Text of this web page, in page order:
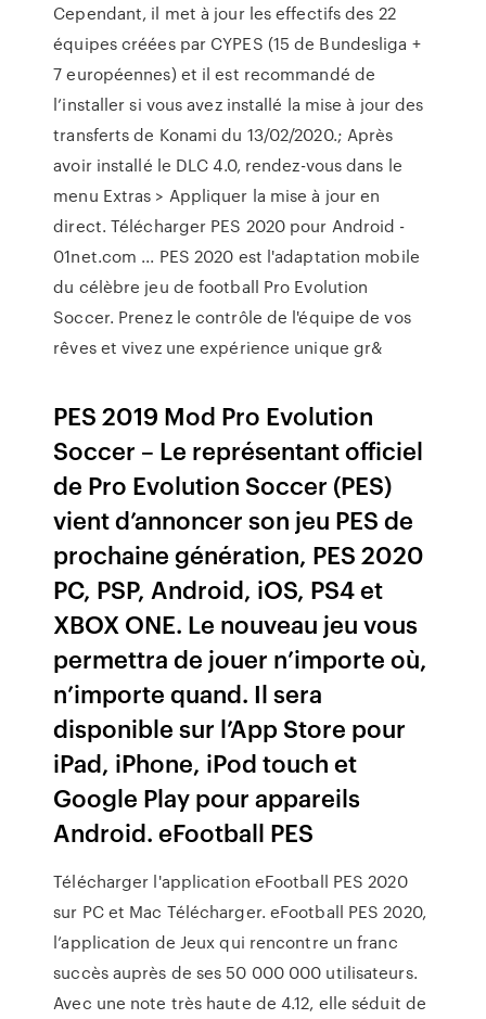
Cependant, il met à jour les effectifs des 22
équipes créées par CYPES (15 de Bundesliga +
7 européennes) et il est recommandé de
l’installer si vous avez installé la mise à jour des
transferts de Konami du 13/02/2020.; Après
avoir installé le DLC 4.0, rendez-vous dans le
menu Extras > Appliquer la mise à jour en
direct. Télécharger PES 2020 pour Android -
01net.com ... PES 2020 est l'adaptation mobile
du célèbre jeu de football Pro Evolution
Soccer. Prenez le contrôle de l'équipe de vos
rêves et vivez une expérience unique gr&
PES 2019 Mod Pro Evolution
Soccer – Le représentant officiel
de Pro Evolution Soccer (PES)
vient d’annoncer son jeu PES de
prochaine génération, PES 2020
PC, PSP, Android, iOS, PS4 et
XBOX ONE. Le nouveau jeu vous
permettra de jouer n’importe où,
n’importe quand. Il sera
disponible sur l’App Store pour
iPad, iPhone, iPod touch et
Google Play pour appareils
Android. eFootball PES
Télécharger l'application eFootball PES 2020
sur PC et Mac Télécharger. eFootball PES 2020,
l’application de Jeux qui rencontre un franc
succès auprès de ses 50 000 000 utilisateurs.
Avec une note très haute de 4.12, elle séduit de